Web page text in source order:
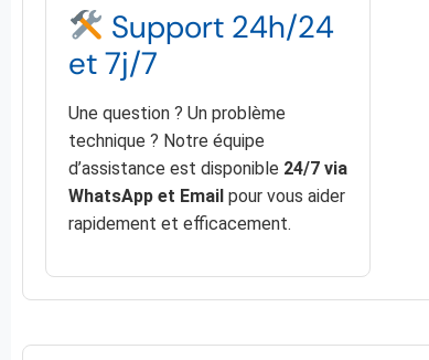
Support 24h/24
et 7j/7
Une question ? Un problème
technique ? Notre équipe
d’assistance est disponible 24/7 via
WhatsApp et Email pour vous aider
rapidement et efficacement.